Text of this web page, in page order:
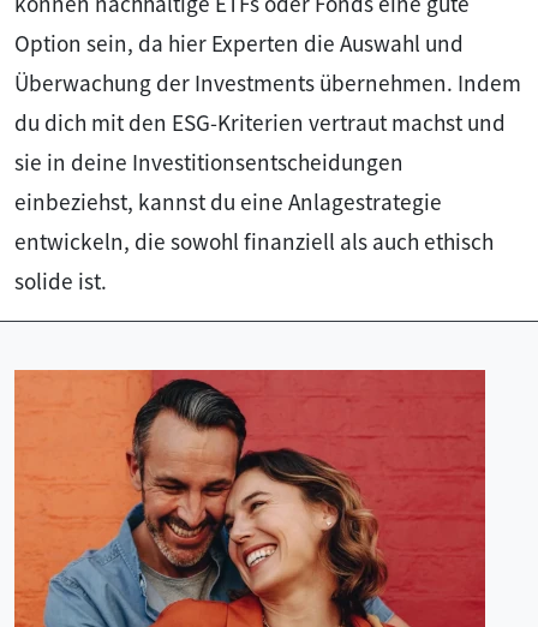
Option sein, da hier Experten die Auswahl und
Überwachung der Investments übernehmen. Indem
du dich mit den ESG-Kriterien vertraut machst und
sie in deine Investitionsentscheidungen
einbeziehst, kannst du eine Anlagestrategie
entwickeln, die sowohl finanziell als auch ethisch
solide ist.